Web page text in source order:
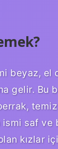
beyaz, el
gelir. Bu
saf ve
kızlar